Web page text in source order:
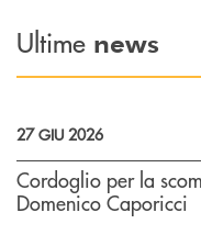
Ultime news
27 GIU 2026
Cordoglio per la
Domenico Caporicci